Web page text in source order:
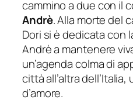
cammino a due con il
Andrè. Alla morte del
Dori si è dedicata con
Andrè a mantenere
un’agenda colma di
città all’altra
d’amore.